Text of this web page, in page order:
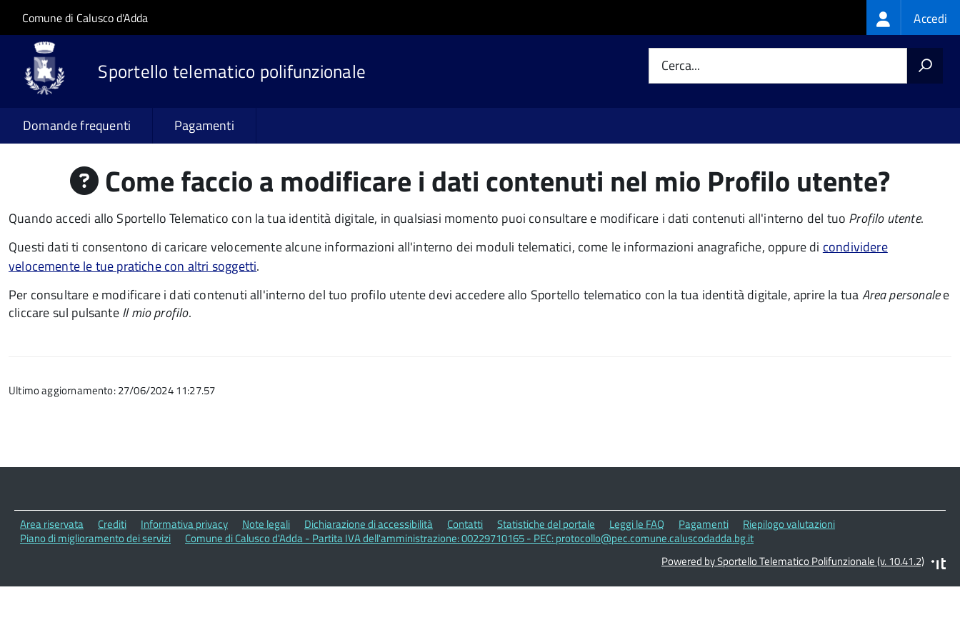
Salta al contenuto principale
Skip to site navigation
Comune di Calusco d'Adda Login
menu
Accedi
Sportello telematico polifunzionale Cerca...
Domande frequenti Pagamenti
Come faccio a modificare i dati contenuti nel mio Profilo utente?
Quando accedi allo Sportello Telematico con la tua identità digitale, in qualsiasi momento puoi consultare e modificare i dati contenuti all'interno del tuo Profilo utente.
Questi dati ti consentono di caricare velocemente alcune informazioni all'interno dei moduli telematici, come le informazioni anagrafiche, oppure di condividere
velocemente le tue pratiche con altri soggetti.
Per consultare e modificare i dati contenuti all'interno del tuo profilo utente devi accedere allo Sportello telematico con la tua identità digitale, aprire la tuaArea personalee
cliccare sul pulsanteIl mio profilo.
Ultimo aggiornamento: 27/06/2024 11:27.57
Area riservata Crediti Informativa privacy Note legali Dichiarazione di accessibilità Contatti Statistiche del portale Leggi le FAQ Pagamenti
Riepilogo valutazioni
Piano di miglioramento dei servizi
Comune di Calusco d'Adda - Partita IVA dell'amministrazione: 00229710165 - PEC: protocollo@pec.comune.caluscodadda.bg.it
Powered by Sportello Telematico Polifunzionale (v. 10.41.2)